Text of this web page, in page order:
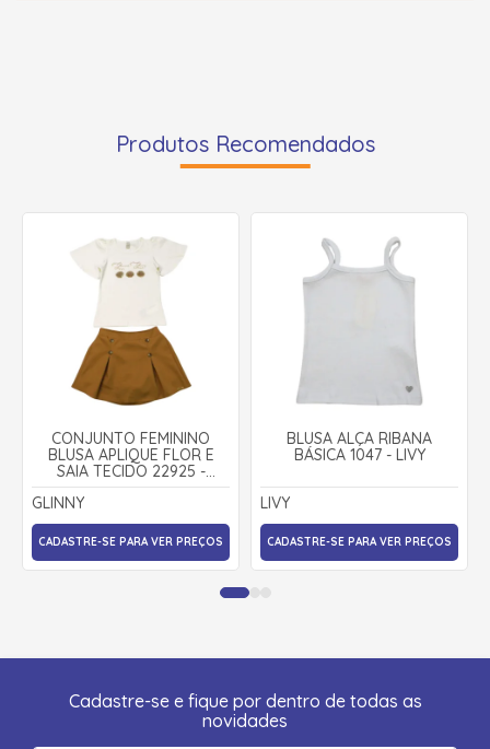
Produtos Recomendados
CONJUNTO FEMININO
BLUSA APLIQUE FLOR E
SAIA TECIDO 22925 -
GLINNY
GLINNY
CADASTRE-SE PARA VER PREÇOS
BLUSA ALÇA RIBANA
BÁSICA 1047 - LIVY
LIVY
CADASTRE-SE PARA VER PREÇOS
Cadastre-se e fique por dentro de todas as
novidades